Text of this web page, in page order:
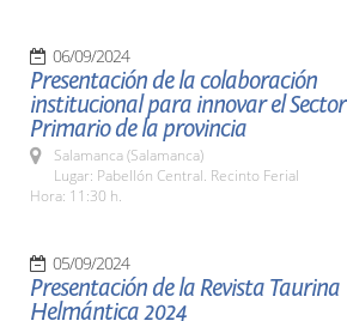
06/09/2024
Presentación de la colaboración
institucional para innovar el Sector
Primario de la provincia
Salamanca (Salamanca)
Lugar: Pabellón Central. Recinto Ferial
Hora: 11:30 h.
05/09/2024
Presentación de la Revista Taurina
Helmántica 2024